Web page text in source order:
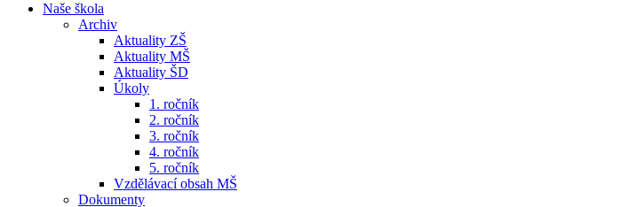
Naše škola
Archiv
Aktuality ZŠ
Aktuality MŠ
Aktuality ŠD
Úkoly
1. ročník
2. ročník
3. ročník
4. ročník
5. ročník
Vzdělávací obsah MŠ
Dokumenty